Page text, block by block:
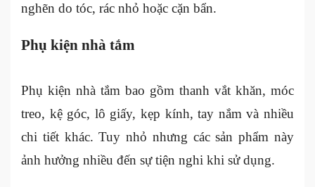
nghẽn do tóc, rác nhỏ hoặc cặn bẩn.
Phụ kiện nhà tắm
Phụ kiện nhà tắm bao gồm thanh vắt khăn, móc
treo, kệ góc, lô giấy, kẹp kính, tay nắm và nhiều
chi tiết khác. Tuy nhỏ nhưng các sản phẩm này
ảnh hưởng nhiều đến sự tiện nghi khi sử dụng.